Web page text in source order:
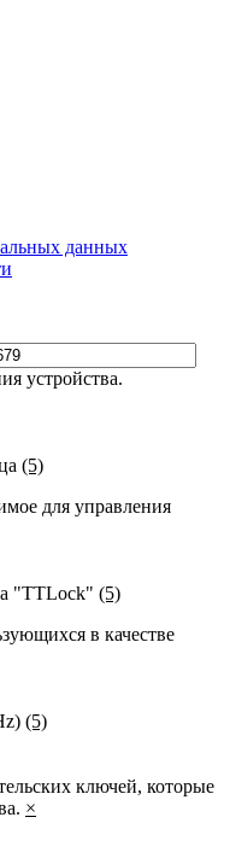
данных
устройства.
(5)
для управления
"TTLock" (5)
в качестве
(5)
ключей, которые
×